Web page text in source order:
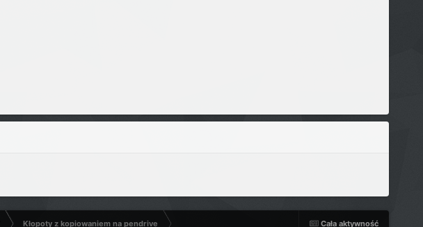
Cała aktywność
Kłopoty z kopiowaniem na pendrive